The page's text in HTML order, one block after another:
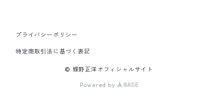
プライバシーポリシー
特定商取引法に基づく表記
© 蝶野正洋オフィシャルサイト
Powered by